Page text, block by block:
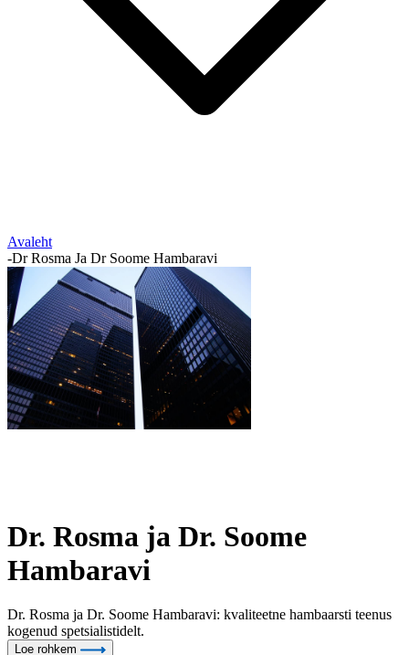
Avaleht
-Dr Rosma Ja Dr Soome Hambaravi
Dr. Rosma ja Dr. Soome
Hambaravi
Dr. Rosma ja Dr. Soome Hambaravi: kvaliteetne hambaarsti teenus
kogenud spetsialistidelt.
Loe rohkem